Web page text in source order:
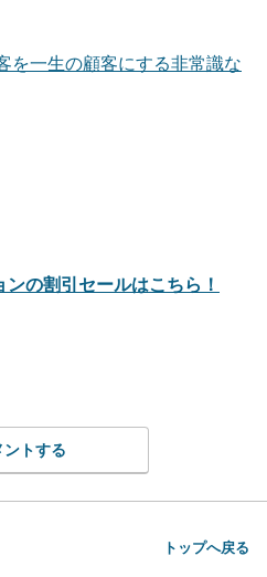
を一生の顧客にする非常識な
の割引セールはこちら！
ントする
トップへ戻る